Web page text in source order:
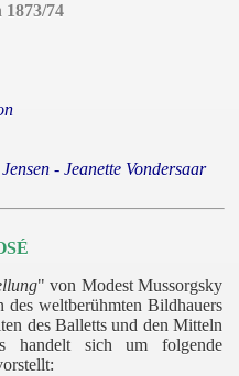
1873/74
- Jeanette Vondersaar
" von Modest Mussorgsky
des weltberühmten Bildhauers
des Balletts und den Mitteln
handelt sich um folgende